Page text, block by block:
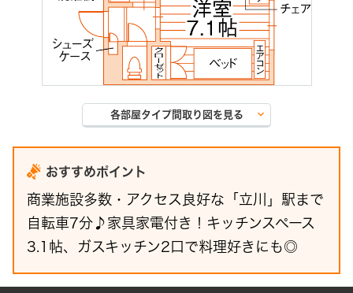
keyboard_arrow_down
各部屋タイプ間取り図を見る
おすすめポイント
商業施設多数・アクセス良好な「立川」駅まで
自転車7分♪家具家電付き！キッチンスペース
3.1帖、ガスキッチン2口で料理好きにも◎